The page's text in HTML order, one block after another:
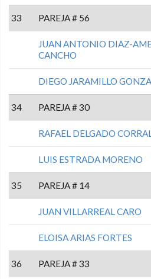
33 PAREJA # 56
JUAN ANTONIO DIAZ-
CANCHO
DIEGO JARAMILLO
34 PAREJA # 30
RAFAEL DELGADO
LUIS ESTRADA MORENO
35 PAREJA # 14
JUAN VILLARREAL CARO
ELOISA ARIAS FORTES
36 PAREJA # 33